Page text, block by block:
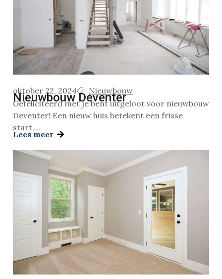
oktober 22, 2024 Nieuwbouw
Nieuwbouw Deventer
Gefeliciteerd met je bent uitgeloot voor nieuwbouw
Deventer! Een nieuw huis betekent een frisse
start,...
Lees meer